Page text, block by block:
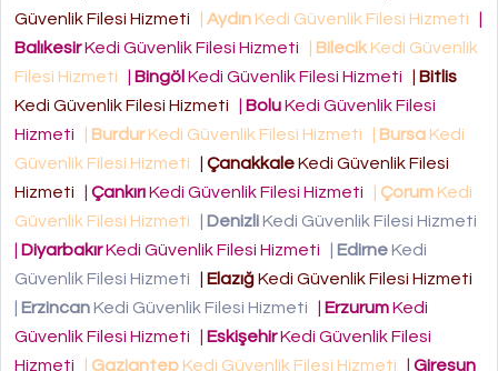
Güvenlik Filesi Hizmeti
| Aydın Kedi Güvenlik Filesi Hizmeti
|
BalıkesirKedi Güvenlik Filesi Hizmeti | BilecikKedi Güvenlik
Filesi Hizmeti
| BingölKedi Güvenlik Filesi Hizmeti | Bitlis
Kedi Güvenlik Filesi Hizmeti
| BoluKedi Güvenlik Filesi
Hizmeti
| BurdurKedi Güvenlik Filesi Hizmeti | Bursa Kedi
Güvenlik Filesi Hizmeti
| ÇanakkaleKedi Güvenlik Filesi
Hizmeti
| ÇankırıKedi Güvenlik Filesi Hizmeti | Çorum Kedi
Güvenlik Filesi Hizmeti
| DenizliKedi Güvenlik Filesi Hizmeti
| DiyarbakırKedi Güvenlik Filesi Hizmeti | EdirneKedi
Güvenlik Filesi Hizmeti
| ElazığKedi Güvenlik Filesi Hizmeti
| ErzincanKedi Güvenlik Filesi Hizmeti | ErzurumKedi
Güvenlik Filesi Hizmeti
| EskişehirKedi Güvenlik Filesi
Hizmeti
| Gaziantep Kedi Güvenlik Filesi Hizmeti | Giresun